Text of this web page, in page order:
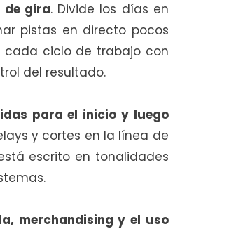
de gira. Divide los días en
pistas en directo pocos
cada ciclo de trabajo con
del resultado.
para el inicio y luego
y cortes en la línea de
escrito en tonalidades
merchandising y el uso